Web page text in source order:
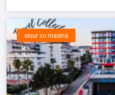
sejur cu masina